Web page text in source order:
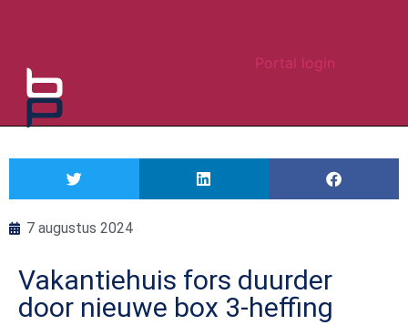
Portal login
7 augustus 2024
Vakantiehuis fors duurder
door nieuwe box 3-heffing